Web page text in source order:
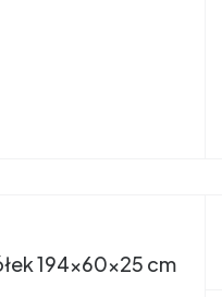
194x60x25 cm